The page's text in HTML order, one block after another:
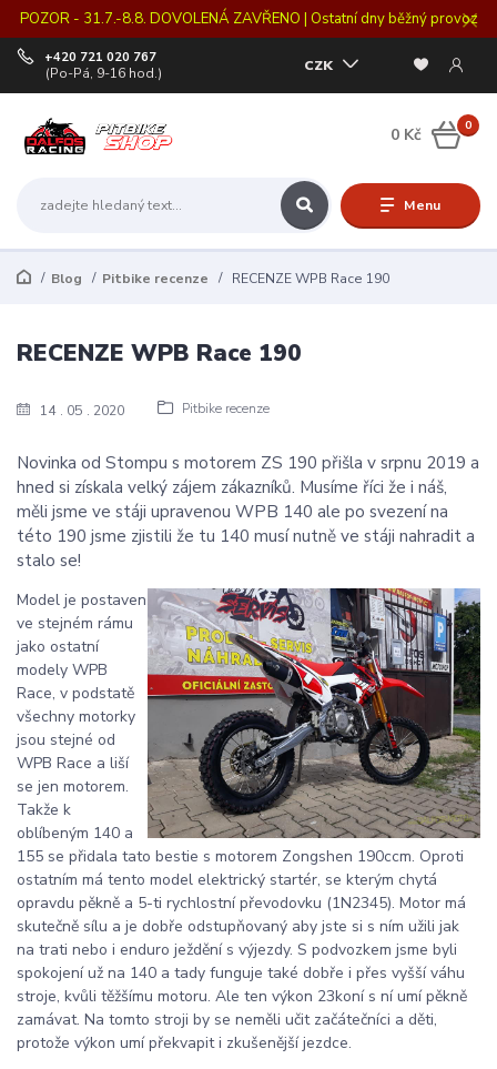
POZOR - 31.7.-8.8. DOVOLENÁ ZAVŘENO | Ostatní dny běžný provoz
Menu
CZK
+420 721 020 767
(Po-Pá, 9-16 hod.)
0
0 Kč
Blog Pitbike recenze RECENZE WPB Race 190
14 05 2020 Pitbike recenze
RECENZE WPB Race 190
Novinka od Stompu s motorem ZS 190 přišla v srpnu 2019 a
hned si získala velký zájem zákazníků. Musíme říci že i náš,
měli jsme ve stáji upravenou WPB 140 ale po svezení na
této 190 jsme zjistili že tu 140 musí nutně ve stáji nahradit a
stalo se!
Model je postaven
ve stejném rámu
jako ostatní
modely WPB
Race, v podstatě
všechny motorky
jsou stejné od
WPB Race a liší
se jen motorem.
Takže k
oblíbeným 140 a
155 se přidala tato bestie s motorem Zongshen 190ccm. Oproti
ostatním má tento model elektrický startér, se kterým chytá
opravdu pěkně a 5-ti rychlostní převodovku (1N2345). Motor má
skutečně sílu a je dobře odstupňovaný aby jste si s ním užili jak
na trati nebo i enduro ježdění s výjezdy. S podvozkem jsme byli
spokojení už na 140 a tady funguje také dobře i přes vyšší váhu
stroje, kvůli těžšímu motoru. Ale ten výkon 23koní s ní umí pěkně
zamávat. Na tomto stroji by se neměli učit začátečníci a děti,
protože výkon umí překvapit i zkušenější jezdce.